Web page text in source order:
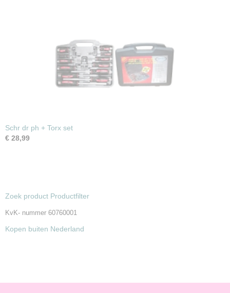
Schr dr ph + Torx set
€ 28,99
Zoek product Productfilter
KvK- nummer 60760001
Kopen buiten Nederland